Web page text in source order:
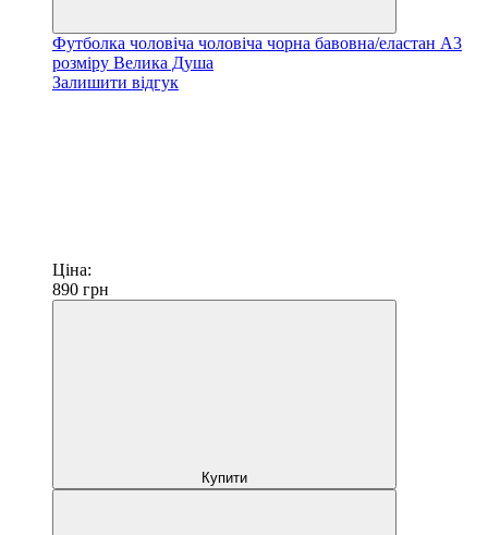
Футболка чоловіча чоловіча чорна бавовна/еластан А3
розміру Велика Душа
Залишити відгук
Ціна:
890 грн
Купити